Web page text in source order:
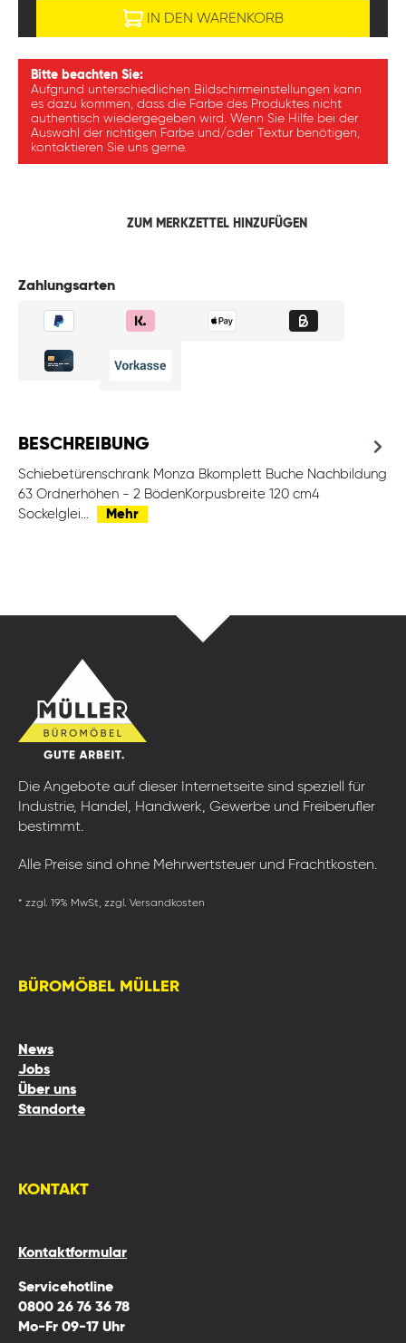
IN DEN WARENKORB
Bitte beachten Sie:
Aufgrund unterschiedlichen Bildschirmeinstellungen kann
es dazu kommen, dass die Farbe des Produktes nicht
authentisch wiedergegeben wird. Wenn Sie Hilfe bei der
Auswahl der richtigen Farbe und/oder Textur benötigen,
kontaktieren Sie uns gerne.
ZUM MERKZETTEL HINZUFÜGEN
Zahlungsarten
BESCHREIBUNG
Schiebetürenschrank Monza Bkomplett Buche Nachbildung
63 Ordnerhöhen - 2 BödenKorpusbreite 120 cm4
Sockelglei…
Mehr
Die Angebote auf dieser Internetseite sind speziell für
Industrie, Handel, Handwerk, Gewerbe und Freiberufler
bestimmt.
Alle Preise sind ohne Mehrwertsteuer und Frachtkosten.
* zzgl. 19% MwSt, zzgl. Versandkosten
BÜROMÖBEL MÜLLER
News
Jobs
Über uns
Standorte
KONTAKT
Kontaktformular
Servicehotline
0800 26 76 36 78
Mo-Fr 09-17 Uhr